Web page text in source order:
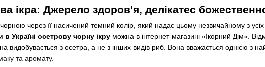
ікра: Джерело здоров'я, делікатес
через її насичений темний колір, який надає цьому незвичайному з
в Україні осетрову чорну ікру можна в інтернет-магазині «Ікорний Дім».
видобувається з осетра, а не з інших видів риб. Вона вважається однією з
та аромату.